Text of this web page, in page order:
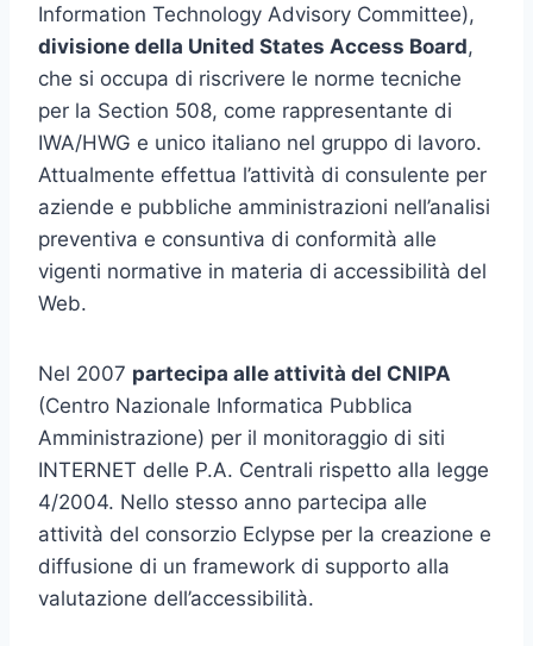
Information Technology Advisory Committee),
divisione della United States Access Board,
che si occupa di riscrivere le norme tecniche
per la Section 508, come rappresentante di
IWA/HWG e unico italiano nel gruppo di lavoro.
Attualmente effettua l’attività di consulente per
aziende e pubbliche amministrazioni nell’analisi
preventiva e consuntiva di conformità alle
vigenti normative in materia di accessibilità del
Web.
Nel 2007 partecipa alle attività del CNIPA
(Centro Nazionale Informatica Pubblica
Amministrazione) per il monitoraggio di siti
INTERNET delle P.A. Centrali rispetto alla legge
4/2004. Nello stesso anno partecipa alle
attività del consorzio Eclypse per la creazione e
diffusione di un framework di supporto alla
valutazione dell’accessibilità.